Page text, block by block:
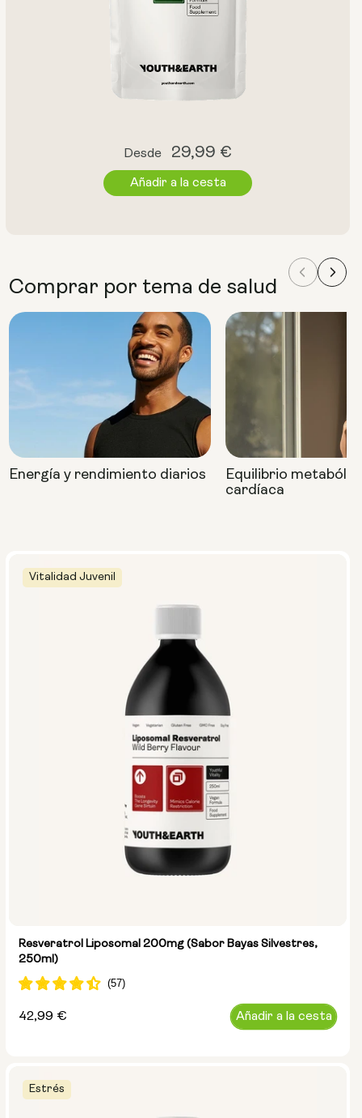
Vitalidad Juvenil
Resveratrol Liposomal 200mg (Sabor Bayas Silvestres,
250ml)
Precio
42,99 € Añadir a la cesta
Estrés
Comprar por tema de salud
Energía y rendimiento diarios
Equilibrio
cardíaca
Precio
habitual
Desde 29,99 €
Añadir a la cesta